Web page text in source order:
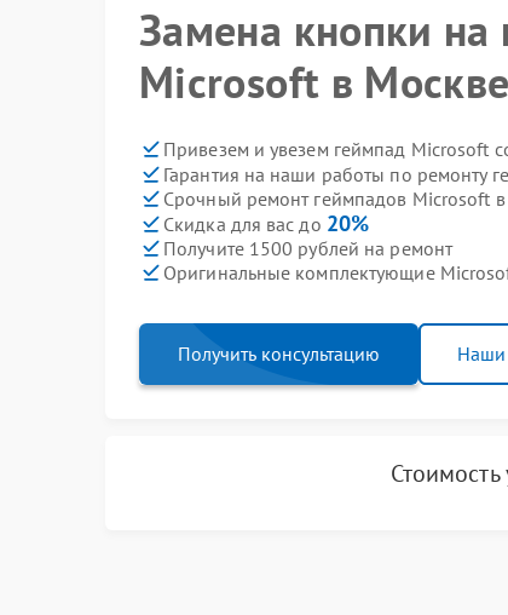
Замена кнопки на
Microsoft в Москве
Привезем и увезем геймпад Microsoft
Гарантия на наши работы по ремонту
Срочный ремонт геймпадов Microsoft в
Скидка для вас до 20%
Получите 1500 рублей на ремонт
Оригинальные комплектующие
Получить консультацию
Стоимость